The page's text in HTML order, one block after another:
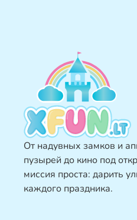
От надувных замков и
пузырей до кино под
миссия проста: дарить
каждого праздника.